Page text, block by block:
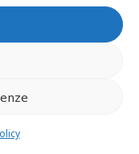
e con il
l’omessa
aver
il profilo